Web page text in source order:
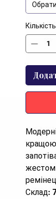
Обрати
Кількість
кращою
жестом
Склад: